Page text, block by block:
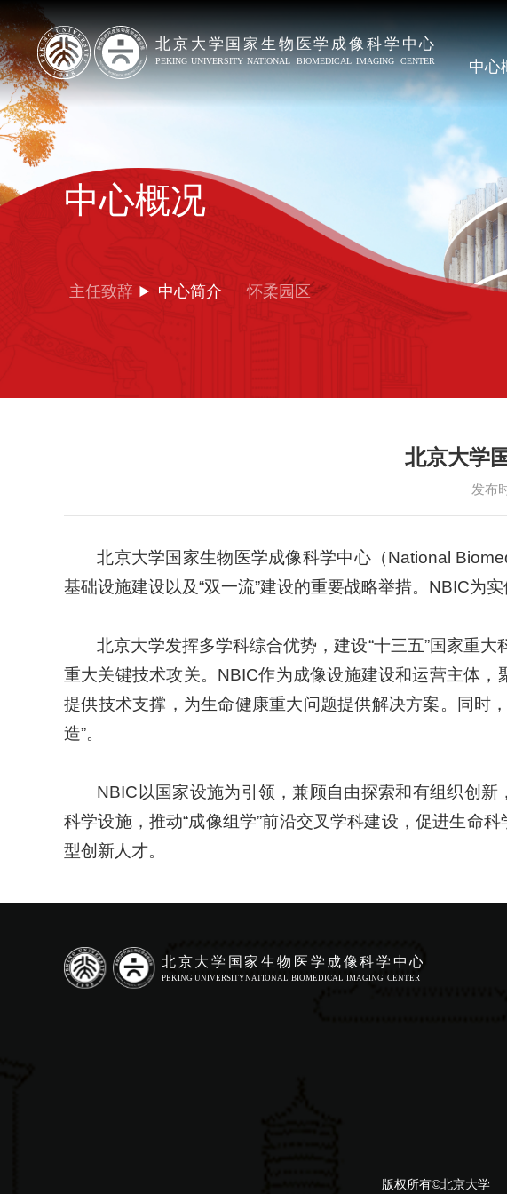
中心
中心概况
主任致辞 中心简介 怀柔园区
北京大学
发布
北京大学国家生物医学成像科学中心（National
基础设施建设以及“双一流”建设的重要战略举措。NBIC为实
北京大学发挥多学科综合优势，建设“十三五”国家重
重大关键技术攻关。NBIC作为成像设施建设和运营主体
提供技术支撑，为生命健康重大问题提供解决方案。同时
造”。
NBIC以国家设施为引领，兼顾自由探索和有组织创
科学设施，推动“成像组学”前沿交叉学科建设，促进生命
型创新人才。
版权所有©北京大学